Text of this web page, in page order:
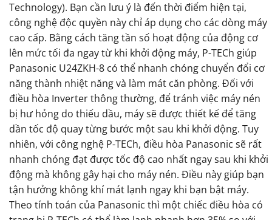
Technology). Bạn cần lưu ý là đến thời điểm hiện tại,
công nghệ độc quyền này chỉ áp dụng cho các dòng máy
cao cấp. Bằng cách tăng tần số hoạt động của động cơ
lên mức tối đa ngay từ khi khởi động máy, P-TECh giúp
Panasonic U24ZKH-8 có thể nhanh chóng chuyển đổi cơ
năng thành nhiệt năng và làm mát căn phòng. Đối với
điều hòa Inverter thông thường, để tránh việc máy nén
bị hư hỏng do thiếu dầu, máy sẽ được thiết kế để tăng
dần tốc độ quay từng bước một sau khi khởi động. Tuy
nhiên, với công nghệ P-TECh, điều hòa Panasonic sẽ rất
nhanh chóng đạt được tốc độ cao nhất ngay sau khi khởi
động mà không gây hại cho máy nén. Điều này giúp bạn
tận hưởng không khí mát lạnh ngay khi bạn bật máy.
Theo tính toán của Panasonic thì một chiếc điều hòa có